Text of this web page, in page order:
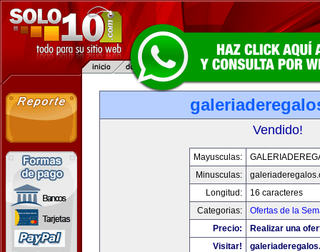
Vendido!
Mayusculas:
Minusculas:
Longitud:
16 caracteres
Categorias:
Ofertas de la
Precio:
Realizar una
Visitar!